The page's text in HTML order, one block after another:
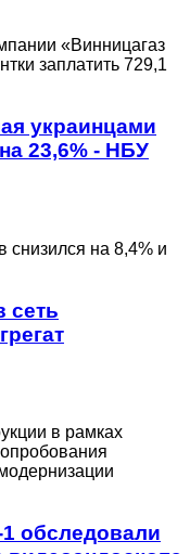
«Винницагаз
заплатить 729,1
украинцами
23,6% - НБУ
на 8,4% и
сеть
в рамках
обследовали